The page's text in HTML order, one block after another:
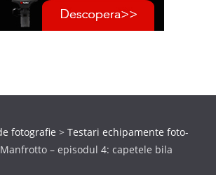
fotografie > Testari echipamente foto-
– episodul 4: capetele bila